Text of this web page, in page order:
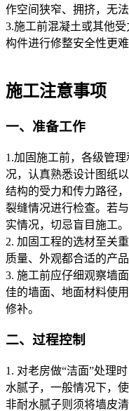
作空间狭窄、拥挤，无
3.施工前混凝土或其他
构件进行修整安全性更难
施工注意事项
一、准备工作
1.加固施工前，各级管
况，认真熟悉设计图纸
结构的受力和传力路径
裂缝情况进行检查。若
实情况，切忌盲目施工。
2. 加固工程的选材至关
质量、外观都合适的产品
3. 施工前应仔细观察墙
佳的墙面、地面材料使
修补。
二、过程控制
1. 对老房做“洁面”处理
水腻子，一般情况下，
非耐水腻子则须将墙皮